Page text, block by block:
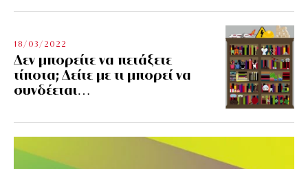
18/03/2022
Δεν μπορείτε να πετάξετε
τίποτα; Δείτε με τι μπορεί να
συνδέεται…